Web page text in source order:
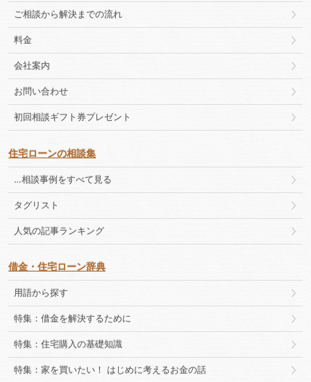
ご相談から解決までの流れ
料金
会社案内
お問い合わせ
初回相談ギフト券プレゼント
住宅ローンの相談集
…相談事例をすべて見る
タグリスト
人気の記事ランキング
借金・住宅ローン辞典
用語から探す
特集：借金を解決するために
特集：住宅購入の基礎知識
特集：家を買いたい！ はじめに考えるお金の話